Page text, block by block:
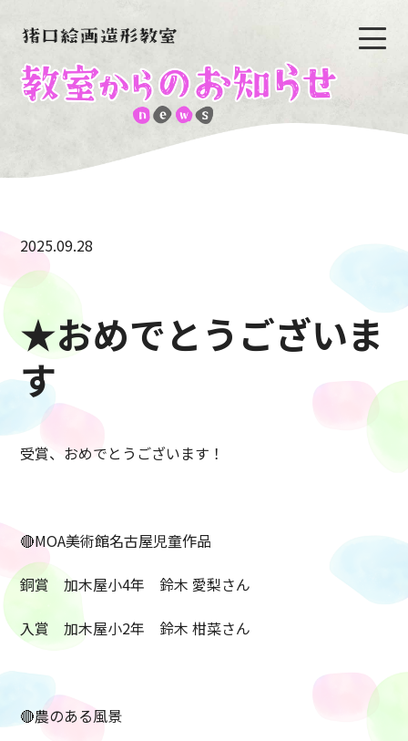
2025.09.28
★おめでとうございま
す
受賞、おめでとうございます！
🔴MOA美術館名古屋児童作品
銅賞 加木屋小4年 鈴木 愛梨さん
入賞 加木屋小2年 鈴木 柑菜さん
🔴農のある風景